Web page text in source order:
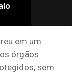
em um
órgãos
sem